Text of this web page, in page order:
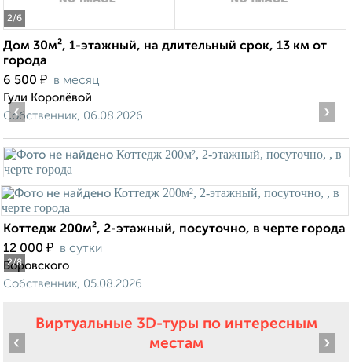
2/6
Дом 30м², 1-этажный, на длительный срок, 13 км от
города
6 500 ₽ в месяц
Гули Королёвой
Собственник, 06.08.2026
2/8
‹ ›
Коттедж 200м², 2-этажный, посуточно, в черте города
12 000 ₽ в сутки
Воровского
Собственник, 05.08.2026
Виртуальные 3D-туры по интересным
местам
‹ ›